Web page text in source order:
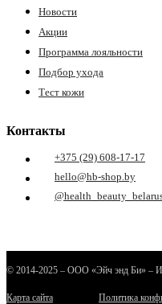
Новости
Акции
Программа лояльности
Подбор ухода
Тест кожи
Контакты
+375 (29) 608-17-17
hello@hb-shop.by
© 2014-2025 – ООО «Эйч энд Би» –
Карта сайта Политика